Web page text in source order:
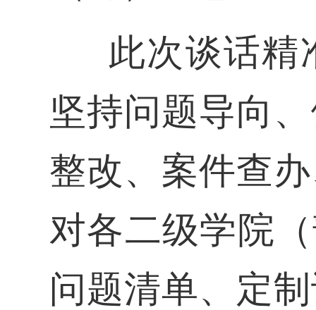
此次谈话精
坚持问题导向
整改、案件查
对各二级学院
问题清单、定